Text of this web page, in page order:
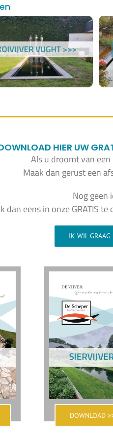
HIER UW
Als u droomt van
Maak dan gerust een
Nog geen
dan eens in onze GRATIS
IK WIL
DOWNLOAD